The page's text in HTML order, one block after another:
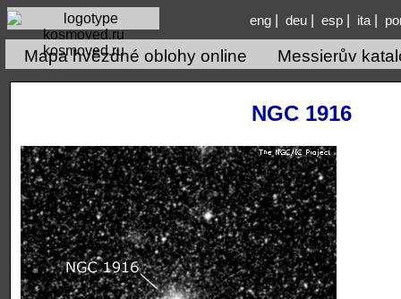
kosmoved.ru
eng| deu| esp| ita|
Mapa hvězdné oblohy online Messierův
NGC 1916